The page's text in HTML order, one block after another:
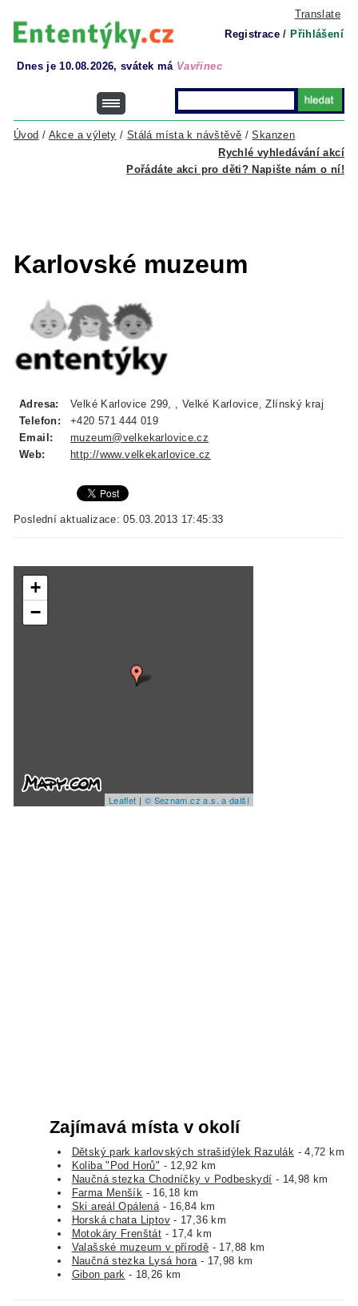
Translate
Registrace / Přihlášení
Dnes je 10.08.2026, svátek má Vavřinec
Rychlé vyhledávání akcí
Úvod / Akce a výlety / Stálá místa k návštěvě /Skanzen
Pořádáte akci pro děti? Napište nám o ní!
Karlovské muzeum
Adresa:
Velké Karlovice 299, , Velké Karlovice, Zlínský kraj
Telefon:
+420 571 444 019
Email:
muzeum@velkekarlovice.cz
Web:
http://www.velkekarlovice.cz
Poslední aktualizace: 05.03.2013 17:45:33
+
−
Leaflet | © Seznam.cz a.s. a další
Zajímavá místa v okolí
Dětský park karlovských strašidýlek Razulák - 4,72 km
Koliba "Pod Horů" - 12,92 km
Naučná stezka Chodníčky v Podbeskydí - 14,98 km
Farma Menšík - 16,18 km
Ski areál Opálená - 16,84 km
Horská chata Liptov- 17,36 km
Motokáry Frenštát - 17,4 km
Valašské muzeum v přírodě - 17,88 km
Naučná stezka Lysá hora - 17,98 km
Gibon park - 18,26 km